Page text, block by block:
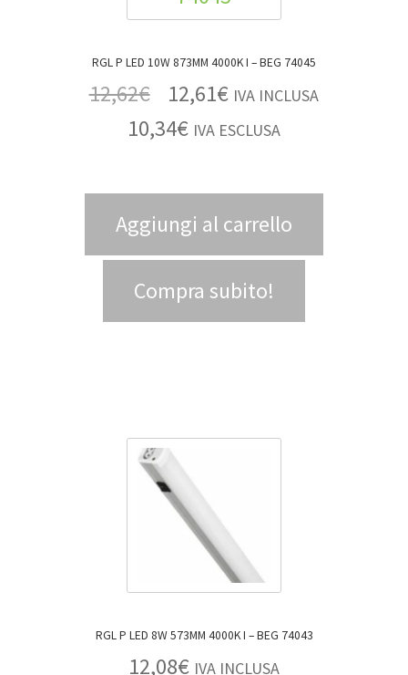
RGL P LED 10W 873MM 4000K I – BEG 74045
12,62€ 12,61€ IVA INCLUSA
10,34€ IVA ESCLUSA
Aggiungi al carrello
Compra subito!
RGL P LED 8W 573MM 4000K I – BEG 74043
12,08€ IVA INCLUSA